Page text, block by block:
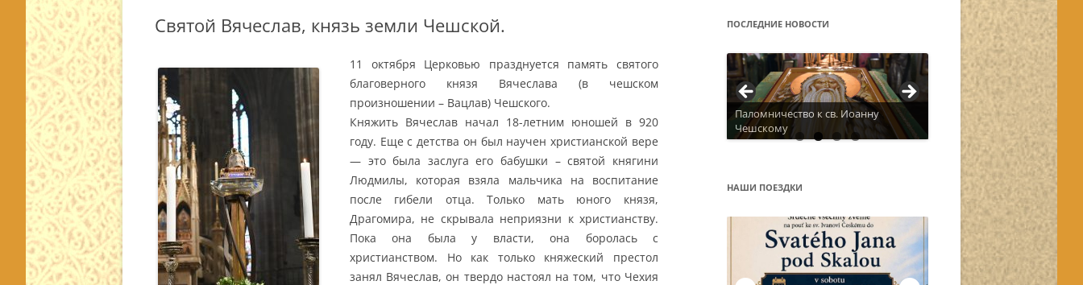
Святой Вячеслав, князь земли Чешской.
11 октября Церковью празднуется память святого
благоверного князя Вячеслава (в чешском
произношении – Вацлав) Чешского.
Княжить Вячеслав начал 18-летним юношей в 920
году. Еще с детства он был научен христианской вере
— это была заслуга его бабушки – святой княгини
Людмилы, которая взяла мальчика на воспитание
после гибели отца. Только мать юного князя,
Драгомира, не скрывала неприязни к христианству.
Пока она была у власти, она боролась с
христианством. Но как только княжеский престол
занял Вячеслав, он твердо настоял на том, что Чехия
ПОСЛЕДНИЕ НОВОСТИ
Паломничество к св. Иоанну
Чешскому
Актуальное расписание
НАШИ ПОЕЗДКИ